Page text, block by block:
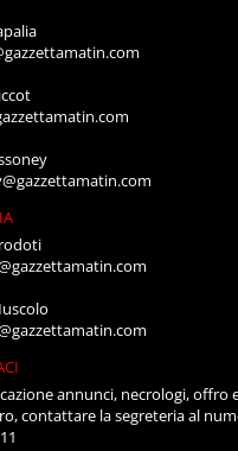
annunci, necrologi, offro
contattare la segreteria al